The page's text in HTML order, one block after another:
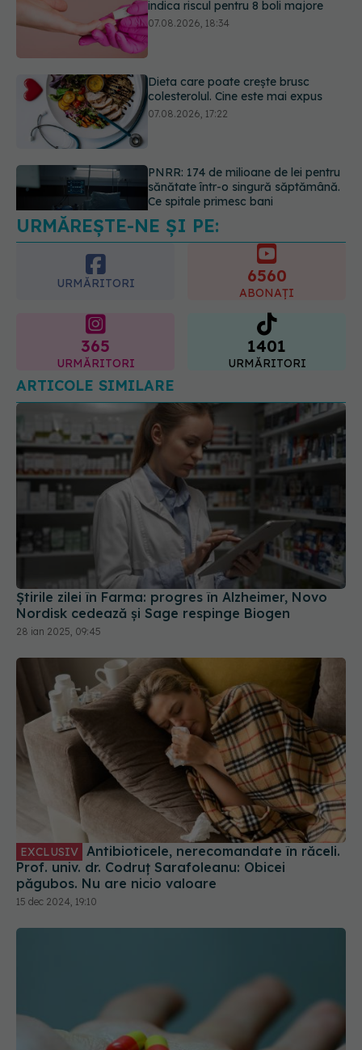
Dieta care poate crește brusc
colesterolul. Cine este mai expus
PNRR: 174 de milioane de lei pentru
sănătate într-o singură săptămână.
Ce spune culoarea ta preferată
despre vârsta pe care o ai. Care
07.08.2026, 21:29
URMĂREȘTE-NE ȘI PE:
URMĂRITORI
ABONAȚI
URMĂRITORI
1401
URMĂRITORI
ARTICOLE SIMILARE
Știrile zilei în Farma: progres în Alzheimer, Novo
Nordisk cedează și Sage respinge Biogen
28 ian 2025, 09:45
EXCLUSIV Antibioticele, nerecomandate în răceli.
Prof. univ. dr. Codruț Sarafoleanu: Obicei
păgubos. Nu are nicio valoare
15 dec 2024, 19:10